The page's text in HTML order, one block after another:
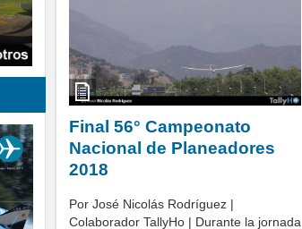
Final 56° Campeonato
Nacional de Planeadores
2018
Por José Nicolás Rodríguez |
Colaborador TallyHo | Durante la jornada